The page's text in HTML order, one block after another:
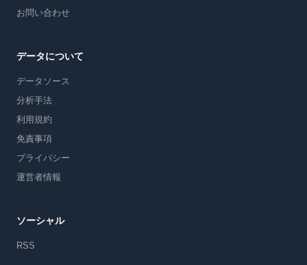
お問い合わせ
データについて
データソース
分析手法
利用規約
免責事項
プライバシー
運営者情報
ソーシャル
RSS